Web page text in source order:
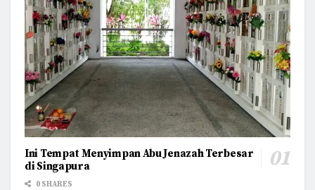
Ini Tempat Menyimpan Abu Jenazah Terbesar
di Singapura
0 SHARES